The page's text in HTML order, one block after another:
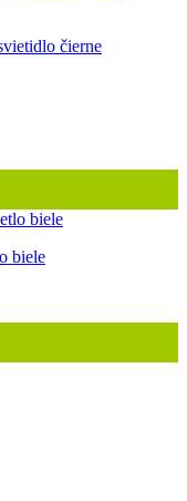
čierne
biele